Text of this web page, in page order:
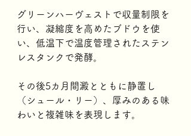
グリーンハーヴェストで収量制限を
行い、凝縮度を高めたブドウを使
い、低温下で温度管理されたステン
レスタンクで発酵。
その後5カ月間澱とともに静置し
（シュール・リー）、厚みのある味
わいと複雑味を表現します。